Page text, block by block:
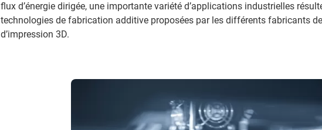
flux d’énergie dirigée, une importante variété d’applications industrielles
technologies de fabrication additive proposées par les différents fabricants
d’impression 3D.